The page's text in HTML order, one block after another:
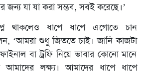
জন্য যা যা করা সম্ভব, সবই করেছে।’
থাকলেও ধাপে ধাপে এগোতে চান
‘আমরা শুধু জিততে চাই। জানি কাজটা
বা ট্রফি নিয়ে ভাবার কোনো মানে
লক্ষ্য। আমাদের ধাপে ধাপে